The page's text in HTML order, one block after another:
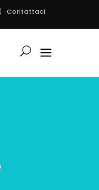
Contattaci